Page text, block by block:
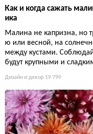
Как и когда сажать
ика
Малина не капризна, но
ю или весной, на
между кустами.
будут крупными и
Дизайн и декор 19 799